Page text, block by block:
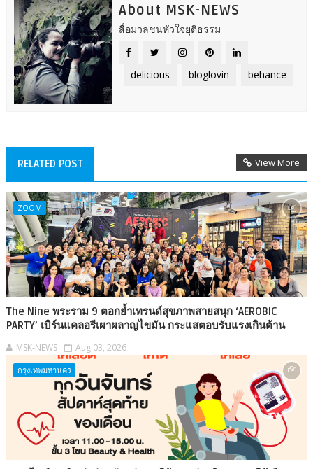
About MSK-NEWS
สื่อมวลชนหัวใจยุติธรรม
delicious bloglovin behance
RELATED POST View More
ZOOM
The Nine พระราม 9 ตอกย้ำเทรนด์สุขภาพสายสนุก ‘AEROBIC
PARTY’ เบิร์นแคลอรีเผาผลาญไขมัน กระแสตอบรับแรงเกินต้าน
MSK-NEWS Aug 03, 2026
กรุงเทพมหานคร